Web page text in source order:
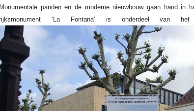
Monumentale panden en de moderne nieuwbouw gaan hand in
‘La Fontana’ is onderdeel van het